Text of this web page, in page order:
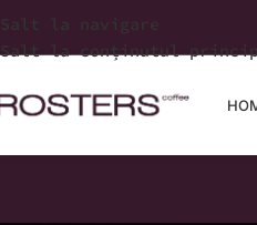
Salt la navigare
Salt la conținutul